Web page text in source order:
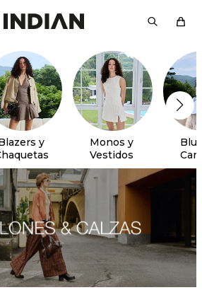
y
Monos y
Vestidos